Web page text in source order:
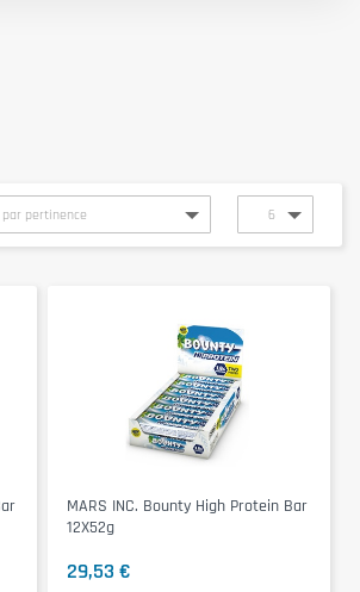
MARS INC. Bounty High Protein Bar
12X52g
29,53 €